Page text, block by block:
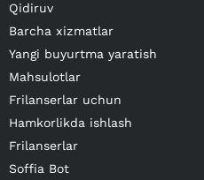
Qidiruv
Barcha xizmatlar
Yangi buyurtma yaratish
Mahsulotlar
Frilanserlar uchun
Hamkorlikda ishlash
Frilanserlar
Soffia Bot